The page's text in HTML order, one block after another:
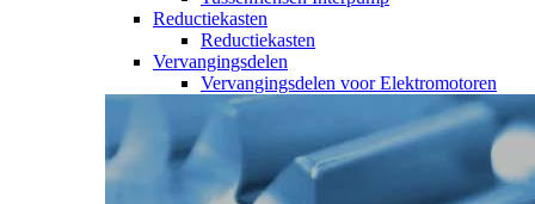
Reductiekasten
Reductiekasten
Vervangingsdelen
Vervangingsdelen voor Elektromotoren